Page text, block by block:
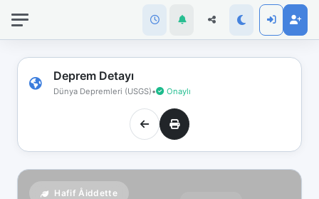
Deprem Detayı
Dünya Depremleri (USGS)• Onaylı
Hafif Åiddette
bağlantınız
koptu!
Çevrimdışı
moddasınız.